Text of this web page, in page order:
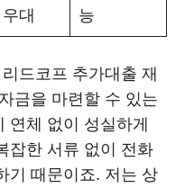
대
능
드코프 추가대출 재
금을 마련할 수 있는
연체 없이 성실하게
잡한 서류 없이 전화
기 때문이죠. 저는 상